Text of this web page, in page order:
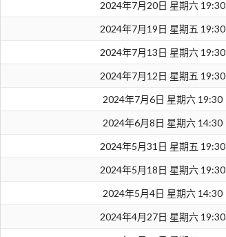
2024年7月20日 星期六 19:30
2024年7月19日 星期五 19:30
2024年7月13日 星期六 19:30
2024年7月12日 星期五 19:30
2024年7月6日 星期六 19:30
2024年6月8日 星期六 14:30
2024年5月31日 星期五 19:30
2024年5月18日 星期六 19:30
2024年5月4日 星期六 14:30
2024年4月27日 星期六 19:30